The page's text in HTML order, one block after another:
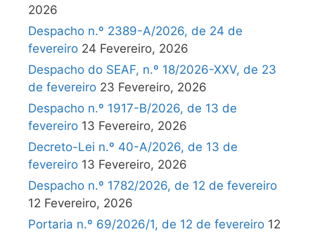
2026
Despacho n.º 2389-A/2026, de 24 de
fevereiro 24 Fevereiro, 2026
Despacho do SEAF, n.º 18/2026-XXV, de 23
de fevereiro 23 Fevereiro, 2026
Despacho n.º 1917-B/2026, de 13 de
fevereiro 13 Fevereiro, 2026
Decreto-Lei n.º 40-A/2026, de 13 de
fevereiro 13 Fevereiro, 2026
Despacho n.º 1782/2026, de 12 de fevereiro
12 Fevereiro, 2026
Portaria n.º 69/2026/1, de 12 de fevereiro 12